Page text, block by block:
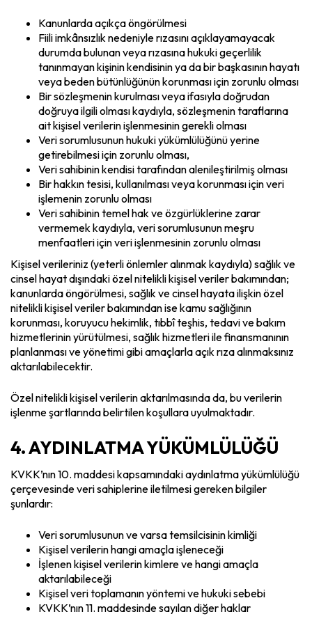
Kanunlarda açıkça öngörülmesi
Fiili imkânsızlık nedeniyle rızasını açıklayamayacak
durumda bulunan veya rızasına hukuki geçerlilik
tanınmayan kişinin kendisinin ya da bir başkasının hayatı
veya beden bütünlüğünün korunması için zorunlu olması
Bir sözleşmenin kurulması veya ifasıyla doğrudan
doğruya ilgili olması kaydıyla, sözleşmenin taraflarına
ait kişisel verilerin işlenmesinin gerekli olması
Veri sorumlusunun hukuki yükümlülüğünü yerine
getirebilmesi için zorunlu olması,
Veri sahibinin kendisi tarafından alenileştirilmiş olması
Bir hakkın tesisi, kullanılması veya korunması için veri
işlemenin zorunlu olması
Veri sahibinin temel hak ve özgürlüklerine zarar
vermemek kaydıyla, veri sorumlusunun meşru
menfaatleri için veri işlenmesinin zorunlu olması
Kişisel verileriniz (yeterli önlemler alınmak kaydıyla) sağlık ve
cinsel hayat dışındaki özel nitelikli kişisel veriler bakımından;
kanunlarda öngörülmesi, sağlık ve cinsel hayata ilişkin özel
nitelikli kişisel veriler bakımından ise kamu sağlığının
korunması, koruyucu hekimlik, tıbbî teşhis, tedavi ve bakım
hizmetlerinin yürütülmesi, sağlık hizmetleri ile finansmanının
planlanması ve yönetimi gibi amaçlarla açık rıza alınmaksınız
aktarılabilecektir.
Özel nitelikli kişisel verilerin aktarılmasında da, bu verilerin
işlenme şartlarında belirtilen koşullara uyulmaktadır.
4. AYDINLATMA YÜKÜMLÜLÜĞÜ
KVKK’nın 10. maddesi kapsamındaki aydınlatma yükümlülüğü
çerçevesinde veri sahiplerine iletilmesi gereken bilgiler
şunlardır:
Veri sorumlusunun ve varsa temsilcisinin kimliği
Kişisel verilerin hangi amaçla işleneceği
İşlenen kişisel verilerin kimlere ve hangi amaçla
aktarılabileceği
Kişisel veri toplamanın yöntemi ve hukuki sebebi
KVKK’nın 11. maddesinde sayılan diğer haklar